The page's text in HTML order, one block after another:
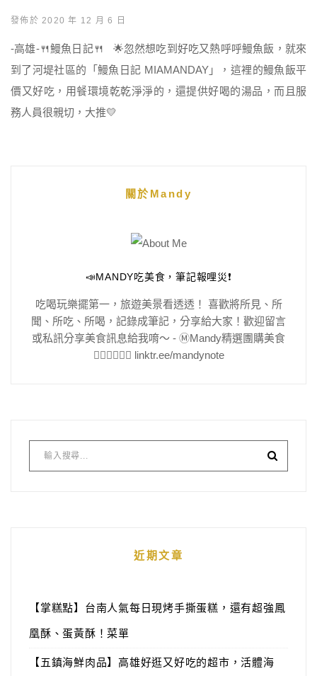
發佈於 2020 年 12 月 6 日
-高雄-🍴鰻魚日記🍴 🌟忽然想吃到好吃又熱呼呼鰻魚飯，就來
到了河堤社區的「鰻魚日記 MIAMANDAY」，這裡的鰻魚飯平
價又好吃，用餐環境乾乾淨淨的，還提供好喝的湯品，而且服
務人員很親切，大推💛
關於Mandy
📣MANDY吃美食，筆記報哩災❗️
吃喝玩樂擺第一，旅遊美景看透透！ 喜歡將所見、所
聞、所吃、所喝，記錄成筆記，分享給大家！歡迎留言
或私訊分享美食訊息給我唷～ - Ⓜ️Mandy精選團購美食
👇🏻👇🏻👇🏻 linktr.ee/mandynote
近期文章
【掌糕點】台南人氣每日現烤手撕蛋糕，還有超強鳳
凰酥、蛋黃酥！菜單
【五鎮海鮮肉品】高雄好逛又好吃的超市，活體海